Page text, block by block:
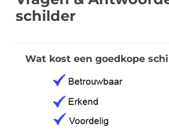
schilder
Wat kost een goedkope